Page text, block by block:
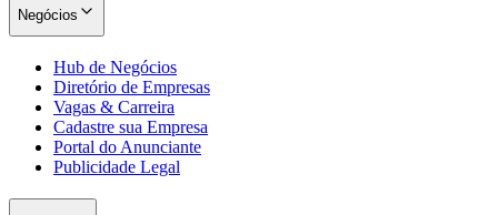
Negócios
Hub de Negócios
Diretório de Empresas
Vagas & Carreira
Cadastre sua Empresa
Portal do Anunciante
Publicidade Legal